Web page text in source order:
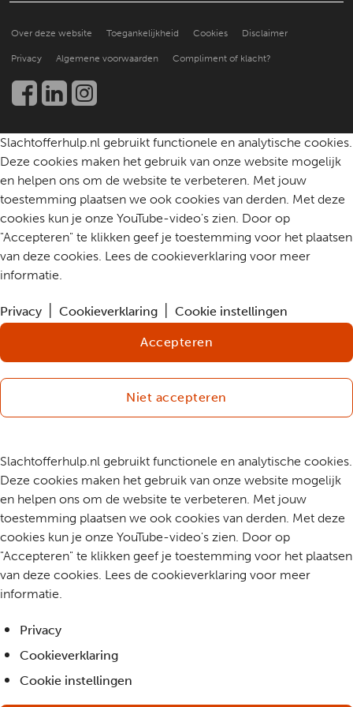
Beter leren helpen
Praktische ondersteuning
Kennis en onderzoek
Een slachtoffer helpen
Nieuws en publicaties
Werken bij
Community
Over deze website Toegankelijkheid Cookies Disclaimer
Privacy Algemene voorwaarden Compliment of klacht?
Slachtofferhulp.nl gebruikt functionele en analytische cookies.
Deze cookies maken het gebruik van onze website mogelijk
en helpen ons om de website te verbeteren. Met jouw
toestemming plaatsen we ook cookies van derden. Met deze
cookies kun je onze YouTube-video's zien. Door op
"Accepteren" te klikken geef je toestemming voor het plaatsen
van deze cookies. Lees de cookieverklaring voor meer
informatie.
Privacy Cookieverklaring Cookie instellingen
Accepteren
Niet accepteren
Slachtofferhulp.nl gebruikt functionele en analytische cookies.
Deze cookies maken het gebruik van onze website mogelijk
en helpen ons om de website te verbeteren. Met jouw
toestemming plaatsen we ook cookies van derden. Met deze
cookies kun je onze YouTube-video's zien. Door op
"Accepteren" te klikken geef je toestemming voor het plaatsen
van deze cookies. Lees de cookieverklaring voor meer
informatie.
Privacy
Cookieverklaring
Cookie instellingen